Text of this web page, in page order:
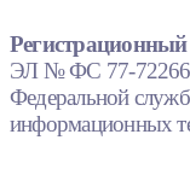
ЭЛ № ФС 77-72266
Федеральной
информационных